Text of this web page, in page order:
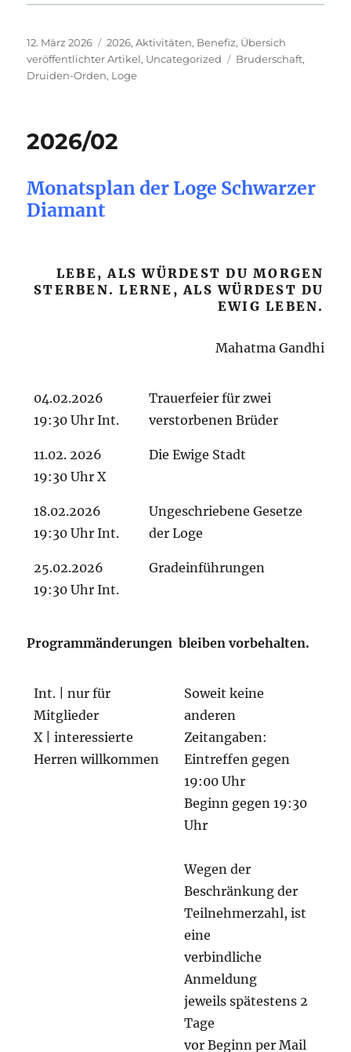
Veröffentlicht
am
12. März 2026 Kategorien
2026,Aktivitäten, Benefiz, Übersich
veröffentlichter Artikel, Uncategorized Schlagwörter
Bruderschaft,
Druiden-Orden, Loge
2026/02
Monatsplan der Loge Schwarzer
Diamant
LEBE, ALS WÜRDEST DU MORGEN
STERBEN. LERNE, ALS WÜRDEST DU
EWIG LEBEN.
Mahatma Gandhi
04.02.2026
19:30 Uhr Int.
Trauerfeier für zwei
verstorbenen Brüder
11.02. 2026
19:30 Uhr X
Die Ewige Stadt
18.02.2026
19:30 Uhr Int.
Ungeschriebene Gesetze
der Loge
25.02.2026
19:30 Uhr Int.
Gradeinführungen
Programmänderungen bleiben vorbehalten.
Int. | nur für
Mitglieder
X | interessierte
Herren willkommen
Soweit keine
anderen
Zeitangaben:
Eintreffen gegen
19:00 Uhr
Beginn gegen 19:30
Uhr
Wegen der
Beschränkung der
Teilnehmerzahl, ist
eine
verbindliche
Anmeldung
jeweils spätestens 2
Tage
vor Beginn per Mail